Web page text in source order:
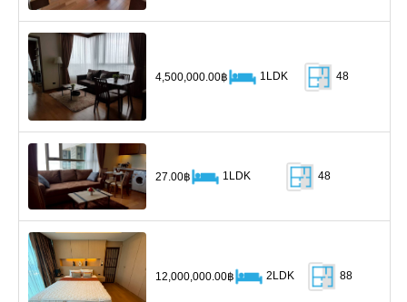
4,500,000.00฿ 1LDK 48
27.00฿ 1LDK 48
12,000,000.00฿ 2LDK 88